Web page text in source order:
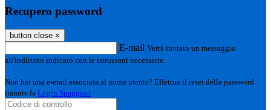
Recupero password
button close ×
E-mail Verrà inviato un messaggio
all'indirizzo indicato con le istruzioni necessarie.
Non hai una e-mail associata al nome utente? Effettua il reset della password
tramite la Login Spaggiari